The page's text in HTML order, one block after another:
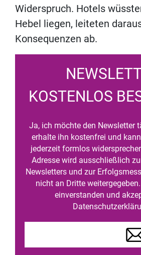
Widerspruch. Hotels
Hebel liegen, leiteten
Konsequenzen ab.
KOSTENLOS
Ja, ich möchte den Newsletter
erhalte ihn kostenfrei und
jederzeit formlos
Adresse wird ausschließlich
Newsletters und zur
nicht an Dritte
einverstanden und